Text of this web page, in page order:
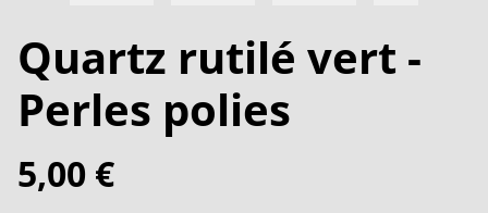
Quartz rutilé vert -
Perles polies
5,00 €